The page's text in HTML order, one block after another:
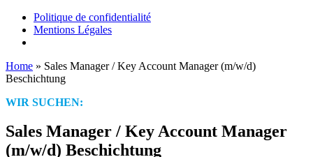
Politique de confidentialité
Mentions Légales
Home » Sales Manager / Key Account Manager (m/w/d)
Beschichtung
WIR SUCHEN:
Sales Manager / Key Account Manager
(m/w/d) Beschichtung